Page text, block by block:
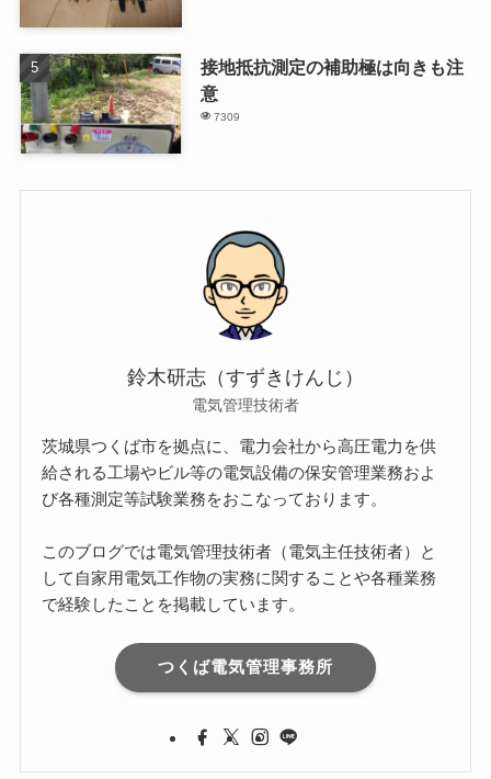
接地抵抗測定の補助極は向きも注
意
7309
鈴木研志（すずきけんじ）
電気管理技術者
茨城県つくば市を拠点に、電力会社から高圧電力を供
給される工場やビル等の電気設備の保安管理業務およ
び各種測定等試験業務をおこなっております。
このブログでは電気管理技術者（電気主任技術者）と
して自家用電気工作物の実務に関することや各種業務
で経験したことを掲載しています。
つくば電気管理事務所